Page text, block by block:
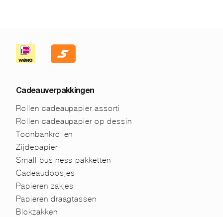
Cadeauverpakkingen
Rollen cadeaupapier assorti
Rollen cadeaupapier op dessin
Toonbankrollen
Zijdepapier
Small business pakketten
Cadeaudoosjes
Papieren zakjes
Papieren draagtassen
Blokzakken